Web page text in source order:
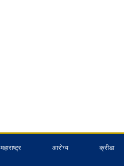
महाराष्ट्र आरोग्य क्रीडा